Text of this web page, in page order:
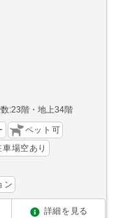
:23階・地上34階
ペット可
車場空あり
ン
詳細を見る